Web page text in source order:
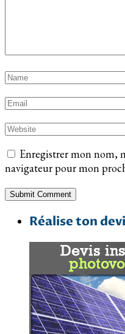
Enregistrer mon nom,
navigateur pour mon
Réalise ton